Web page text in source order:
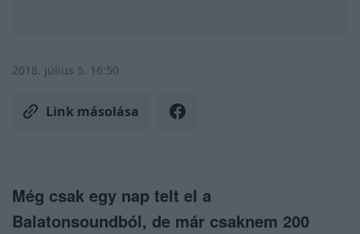
2018. július 5. 16:50
Link másolása
Még csak egy nap telt el a
Balatonsoundból, de már csaknem 200